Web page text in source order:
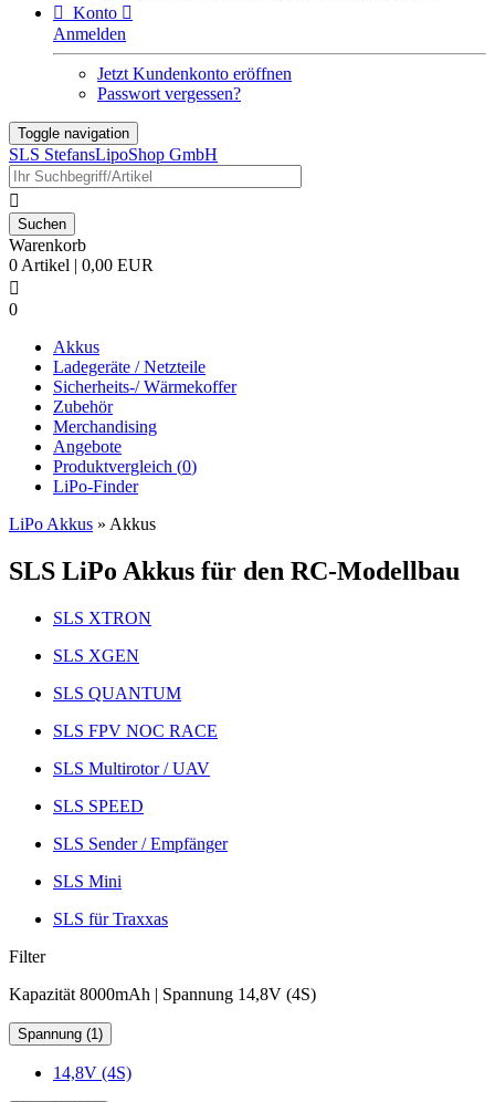
 Konto 
Anmelden
Jetzt Kundenkonto eröffnen
Passwort vergessen?
Toggle navigation
SLS StefansLipoShop GmbH

Warenkorb
0 Artikel | 0,00 EUR

0
Akkus
Ladegeräte / Netzteile
Sicherheits-/ Wärmekoffer
Zubehör
Merchandising
Angebote
Produktvergleich (0)
LiPo-Finder
LiPo Akkus » Akkus
SLS LiPo Akkus für den RC-Modellbau
SLS XTRON
SLS XGEN
SLS QUANTUM
SLS FPV NOC RACE
SLS Multirotor / UAV
SLS SPEED
SLS Sender / Empfänger
SLS Mini
SLS für Traxxas
Filter
Kapazität 8000mAh | Spannung 14,8V (4S)
Spannung (1)
14,8V (4S)